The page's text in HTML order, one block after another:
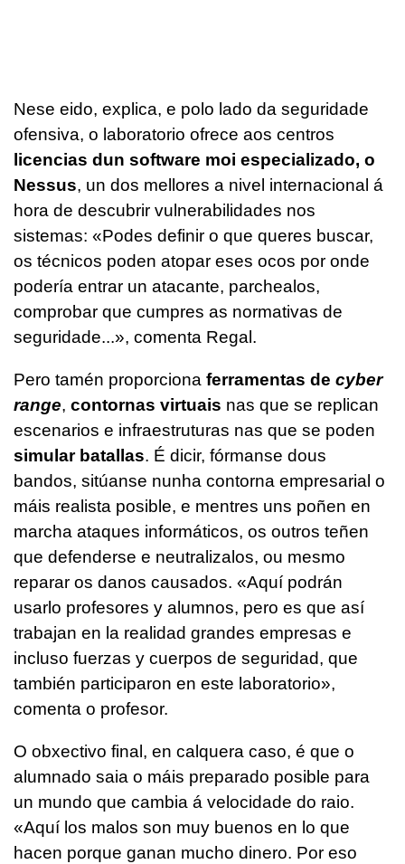
Nese eido, explica, e polo lado da seguridade
ofensiva, o laboratorio ofrece aos centros
licencias dun software moi especializado, o
Nessus, un dos mellores a nivel internacional á
hora de descubrir vulnerabilidades nos
sistemas: «Podes definir o que queres buscar,
os técnicos poden atopar eses ocos por onde
podería entrar un atacante, parchealos,
comprobar que cumpres as normativas de
seguridade...», comenta Regal.
Pero tamén proporciona ferramentas de cyber
range, contornas virtuais nas que se replican
escenarios e infraestruturas nas que se poden
simular batallas. É dicir, fórmanse dous
bandos, sitúanse nunha contorna empresarial o
máis realista posible, e mentres uns poñen en
marcha ataques informáticos, os outros teñen
que defenderse e neutralizalos, ou mesmo
reparar os danos causados. «Aquí podrán
usarlo profesores y alumnos, pero es que así
trabajan en la realidad grandes empresas e
incluso fuerzas y cuerpos de seguridad, que
también participaron en este laboratorio»,
comenta o profesor.
O obxectivo final, en calquera caso, é que o
alumnado saia o máis preparado posible para
un mundo que cambia á velocidade do raio.
«Aquí los malos son muy buenos en lo que
hacen porque ganan mucho dinero. Por eso